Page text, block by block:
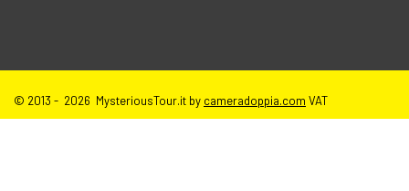
© 2013 - 2026 MysteriousTour.it by cameradoppia.com VAT